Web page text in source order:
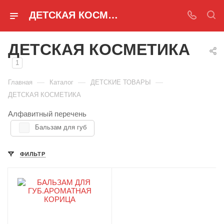
ДЕТСКАЯ КОСМЕТИКА
ДЕТСКАЯ КОСМЕТИКА
1
Главная — Каталог — ДЕТСКИЕ ТОВАРЫ —
ДЕТСКАЯ КОСМЕТИКА
Алфавитный перечень
Бальзам для губ
ФИЛЬТР